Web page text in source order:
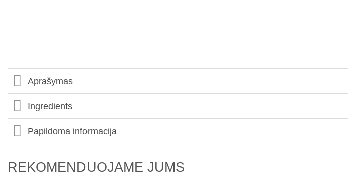
Aprašymas
Ingredients
Papildoma informacija
REKOMENDUOJAME JUMS